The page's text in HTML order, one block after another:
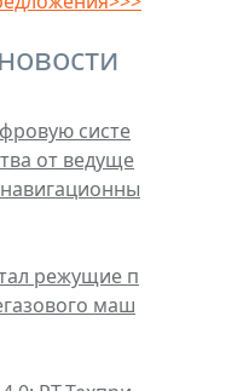
систе
от ведуще
режущие п
маш